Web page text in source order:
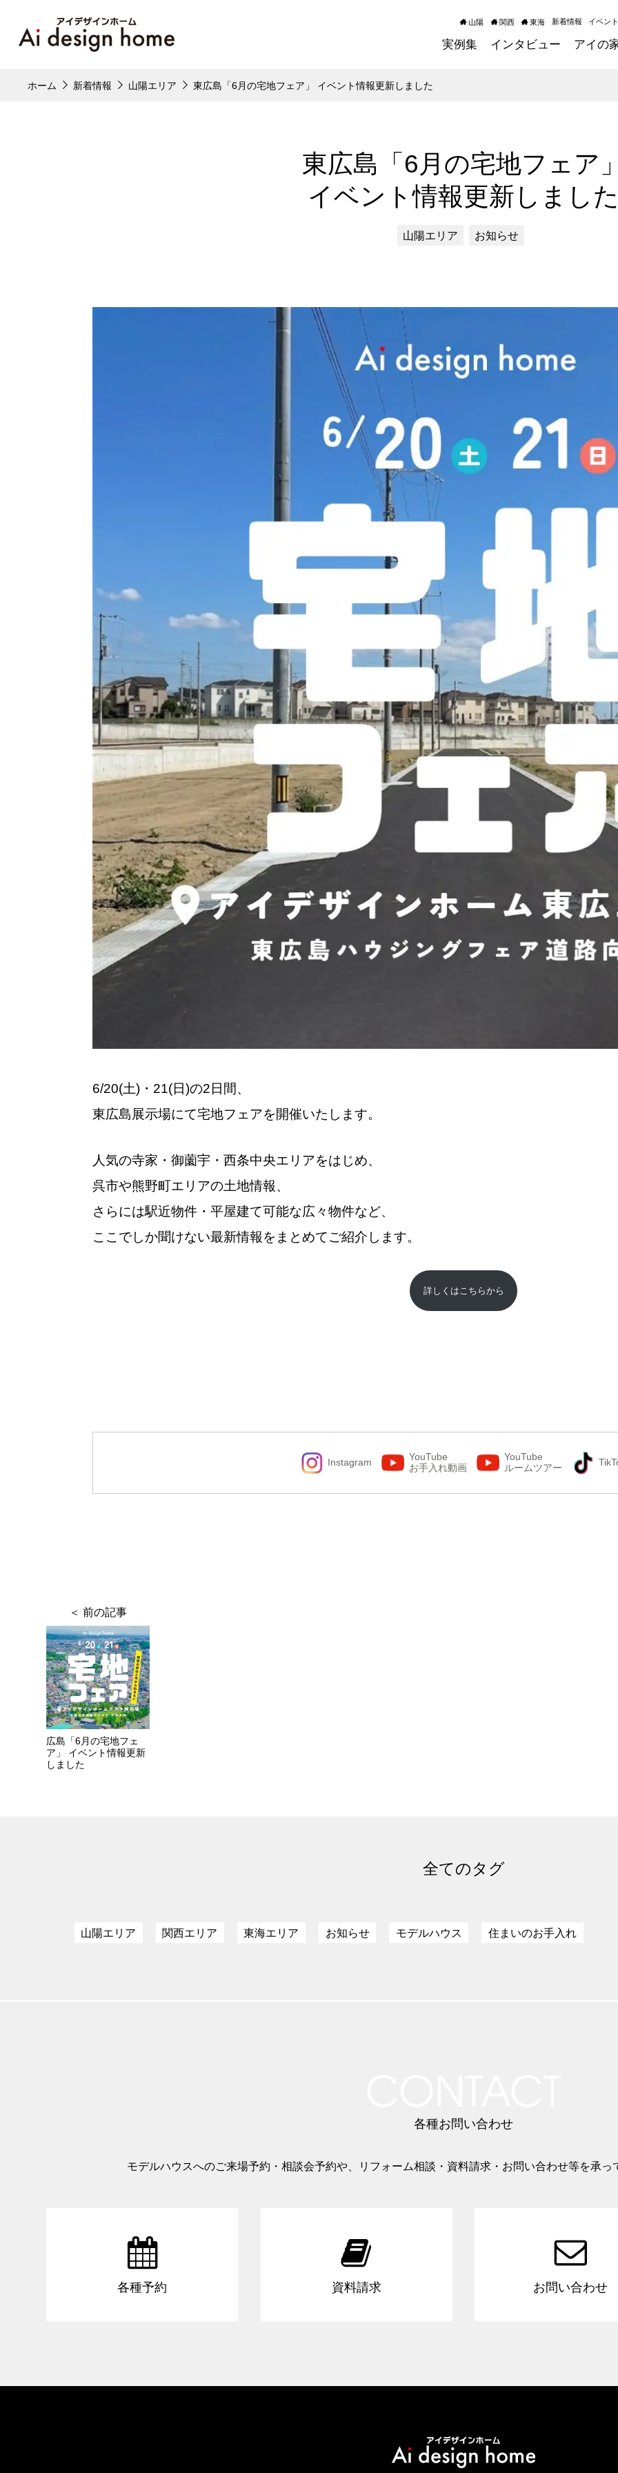
山陽 関西 東海 新着情報 イベン
実例集 インタビュー アイの
ホーム 新着情報 山陽エリア 東広島「6月の宅地フェア」 イベント情報更新しました
東広島「6月の宅地フェア」
イベント情報更新しました
山陽エリア お知らせ
6/20(土)・21(日)の2日間、
東広島展示場にて宅地フェアを開催いたします。
人気の寺家・御薗宇・西条中央エリアをはじめ、
呉市や熊野町エリアの土地情報、
さらには駅近物件・平屋建て可能な広々物件など、
ここでしか聞けない最新情報をまとめてご紹介します。
詳しくはこちらから
Instagram
YouTube
お手入れ動画
YouTube
ルームツアー
広島「6月の宅地フェ
ア」 イベント情報更新
しました
全てのタグ
山陽エリア 関西エリア 東海エリア お知らせ モデルハウス 住まいのお手入れ
各種お問い合わせ
モデルハウスへのご来場予約・相談会予約や、リフォーム相談・資料請求・お問い合わせ等を承っ

各種予約

資料請求

お問い合わせ